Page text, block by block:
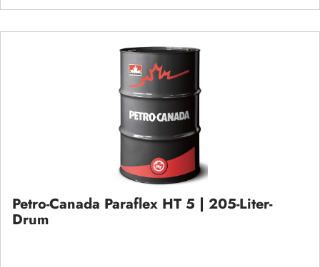
Petro-Canada Paraflex HT 5 | 205-Liter-
Drum